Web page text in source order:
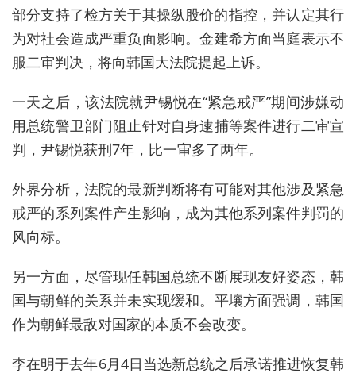
部分支持了检方关于其操纵股价的指控‌，并认定其行
为对社会造成严重负面影响。金建希方面当庭表示不
服二审判决，将向‌韩国大法院提起上诉‌。
一天之后，该法院就尹锡悦在“紧急戒严”期间涉嫌动
用总统警卫部门阻止针对自身逮捕等案件进行二审宣
判，尹锡悦获刑7年，比一审多了两年。
外界分析，法院的最新判断将有可能对其他涉及紧急
戒严的系列案件产生影响，成为其他系列案件判罚的
风向标。
另一方面，尽管现任韩国总统不断展现友好姿态，韩
国与朝鲜的关系并未实现缓和。平壤方面强调，韩国
作为朝鲜最敌对国家的本质不会改变。
李在明于去年6月4日当选新总统之后承诺推进恢复韩